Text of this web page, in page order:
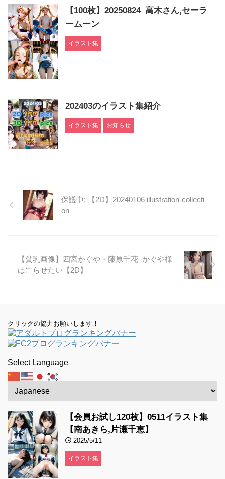
【100枚】20250824_高木さん,セーラ
ームーン
イラスト集
202403のイラスト集紹介
イラスト集 お知らせ
保護中: 【2D】20240106 illustration-collecti
on
【貧乳画像】四宮かぐや・藤原千花_かぐや様
は告らせたい【2D】
クリックの協力お願いします！
Select Language
【会員お試し120枚】0511イラスト集
【南あきら,片瀬千恵】
2025/5/11
イラスト集